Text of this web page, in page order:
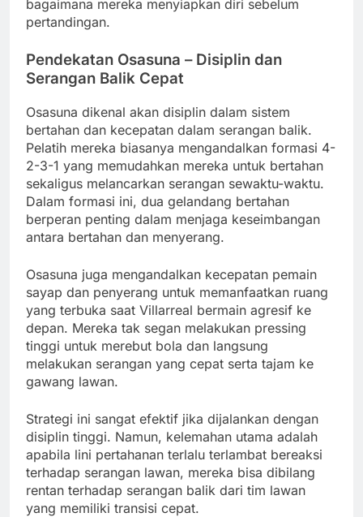
bagaimana mereka menyiapkan diri sebelum
pertandingan.
Pendekatan Osasuna – Disiplin dan
Serangan Balik Cepat
Osasuna dikenal akan disiplin dalam sistem
bertahan dan kecepatan dalam serangan balik.
Pelatih mereka biasanya mengandalkan formasi 4-
2-3-1 yang memudahkan mereka untuk bertahan
sekaligus melancarkan serangan sewaktu-waktu.
Dalam formasi ini, dua gelandang bertahan
berperan penting dalam menjaga keseimbangan
antara bertahan dan menyerang.
Osasuna juga mengandalkan kecepatan pemain
sayap dan penyerang untuk memanfaatkan ruang
yang terbuka saat Villarreal bermain agresif ke
depan. Mereka tak segan melakukan pressing
tinggi untuk merebut bola dan langsung
melakukan serangan yang cepat serta tajam ke
gawang lawan.
Strategi ini sangat efektif jika dijalankan dengan
disiplin tinggi. Namun, kelemahan utama adalah
apabila lini pertahanan terlalu terlambat bereaksi
terhadap serangan lawan, mereka bisa dibilang
rentan terhadap serangan balik dari tim lawan
yang memiliki transisi cepat.